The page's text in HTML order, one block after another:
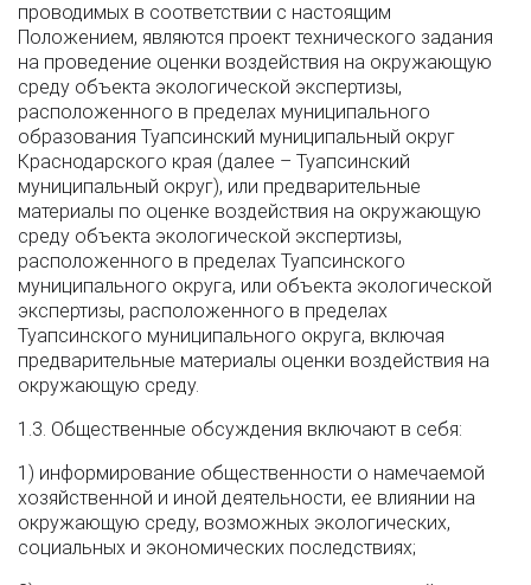
проводимых в соответствии с настоящим
Положением, являются проект технического задания
на проведение оценки воздействия на окружающую
среду объекта экологической экспертизы,
расположенного в пределах муниципального
образования Туапсинский муниципальный округ
Краснодарского края (далее – Туапсинский
муниципальный округ), или предварительные
материалы по оценке воздействия на окружающую
среду объекта экологической экспертизы,
расположенного в пределах Туапсинского
муниципального округа, или объекта экологической
экспертизы, расположенного в пределах
Туапсинского муниципального округа, включая
предварительные материалы оценки воздействия на
окружающую среду.
1.3. Общественные обсуждения включают в себя:
1) информирование общественности о намечаемой
хозяйственной и иной деятельности, ее влиянии на
окружающую среду, возможных экологических,
социальных и экономических последствиях;